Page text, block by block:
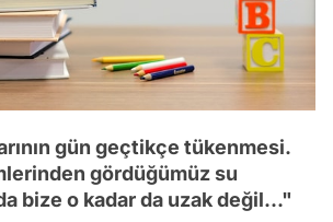
gün geçtikçe tükenmesi.
gördüğümüz su
bize o kadar da uzak değil..."